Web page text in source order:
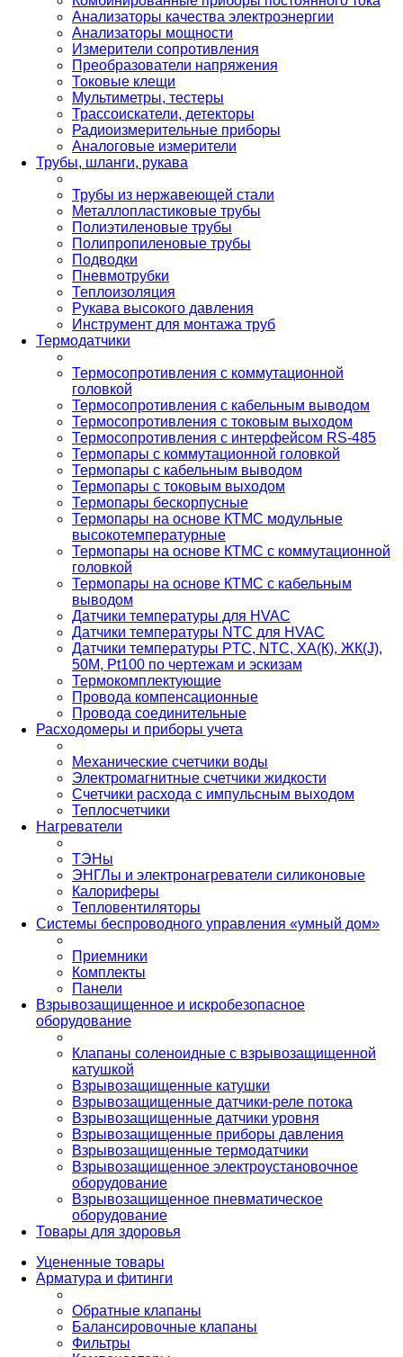
Анализаторы качества электроэнергии
Анализаторы мощности
Измерители сопротивления
Преобразователи напряжения
Токовые клещи
Мультиметры, тестеры
Трассоискатели, детекторы
Радиоизмерительные приборы
Аналоговые измерители
Трубы, шланги, рукава
Трубы из нержавеющей стали
Металлопластиковые трубы
Полиэтиленовые трубы
Полипропиленовые трубы
Подводки
Пневмотрубки
Теплоизоляция
Рукава высокого давления
Инструмент для монтажа труб
Термодатчики
Термосопротивления с коммутационной
головкой
Термосопротивления с кабельным выводом
Термосопротивления с токовым выходом
Термосопротивления с интерфейсом RS-485
Термопары с коммутационной головкой
Термопары с кабельным выводом
Термопары с токовым выходом
Термопары бескорпусные
Термопары на основе КТМС модульные
высокотемпературные
Термопары на основе КТМС с коммутационной
головкой
Термопары на основе КТМС с кабельным
выводом
Датчики температуры для HVAC
Датчики температуры NTC для HVAC
Датчики температуры PTС, NTC, ХА(К), ЖК(J),
50М, Pt100 по чертежам и эскизам
Термокомплектующие
Провода компенсационные
Провода соединительные
Расходомеры и приборы учета
Механические счетчики воды
Электромагнитные счетчики жидкости
Счетчики расхода с импульсным выходом
Теплосчетчики
Нагреватели
ТЭНы
ЭНГЛы и электронагреватели силиконовые
Калориферы
Тепловентиляторы
Системы беспроводного управления «умный дом»
Приемники
Комплекты
Панели
Взрывозащищенное и искробезопасное
оборудование
Клапаны соленоидные с взрывозащищенной
катушкой
Взрывозащищенные катушки
Взрывозащищенные датчики-реле потока
Взрывозащищенные датчики уровня
Взрывозащищенные приборы давления
Взрывозащищенные термодатчики
Взрывозащищенное электроустановочное
оборудование
Взрывозащищенное пневматическое
оборудование
Товары для здоровья
Уцененные товары
Арматура и фитинги
Обратные клапаны
Балансировочные клапаны
Фильтры